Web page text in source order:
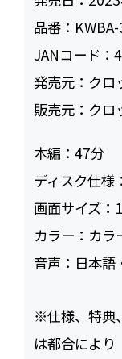
品番：
JANコード：
発売元： クロ
販売元： クロ
本編：47
ディスク仕様：
画面サイズ：
カラー： カラ
音声： 日本語
※仕様、特典
は都合により